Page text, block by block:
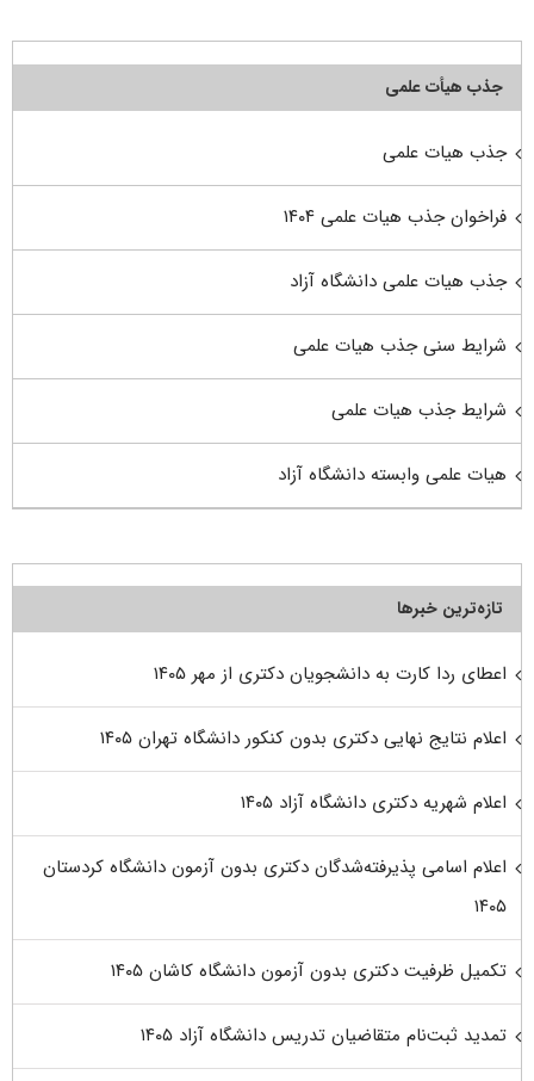
جذب هیأت علمی
جذب هیات علمی
فراخوان جذب هیات علمی ۱۴۰۴
جذب هیات علمی دانشگاه آزاد
شرایط سنی جذب هیات علمی
شرایط جذب هیات علمی
هیات علمی وابسته دانشگاه آزاد
تازه‌ترین خبرها
اعطای ردا کارت به دانشجویان دکتری از مهر ۱۴۰۵
اعلام نتایج نهایی دکتری بدون کنکور دانشگاه تهران ۱۴۰۵
اعلام شهریه دکتری دانشگاه آزاد ۱۴۰۵
اعلام اسامی پذیرفته‌شدگان دکتری بدون آزمون دانشگاه کردستان
۱۴۰۵
تکمیل ظرفیت دکتری بدون آزمون دانشگاه کاشان ۱۴۰۵
تمدید ثبت‌نام متقاضیان تدریس دانشگاه آزاد ۱۴۰۵